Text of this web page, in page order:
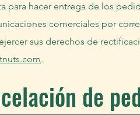
para hacer entrega de los
comerciales por
sus derechos de
.
de